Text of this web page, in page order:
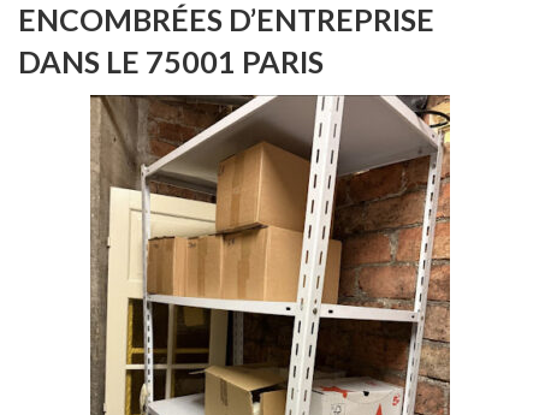
ENCOMBRÉES D’ENTREPRISE
DANS LE 75001 PARIS